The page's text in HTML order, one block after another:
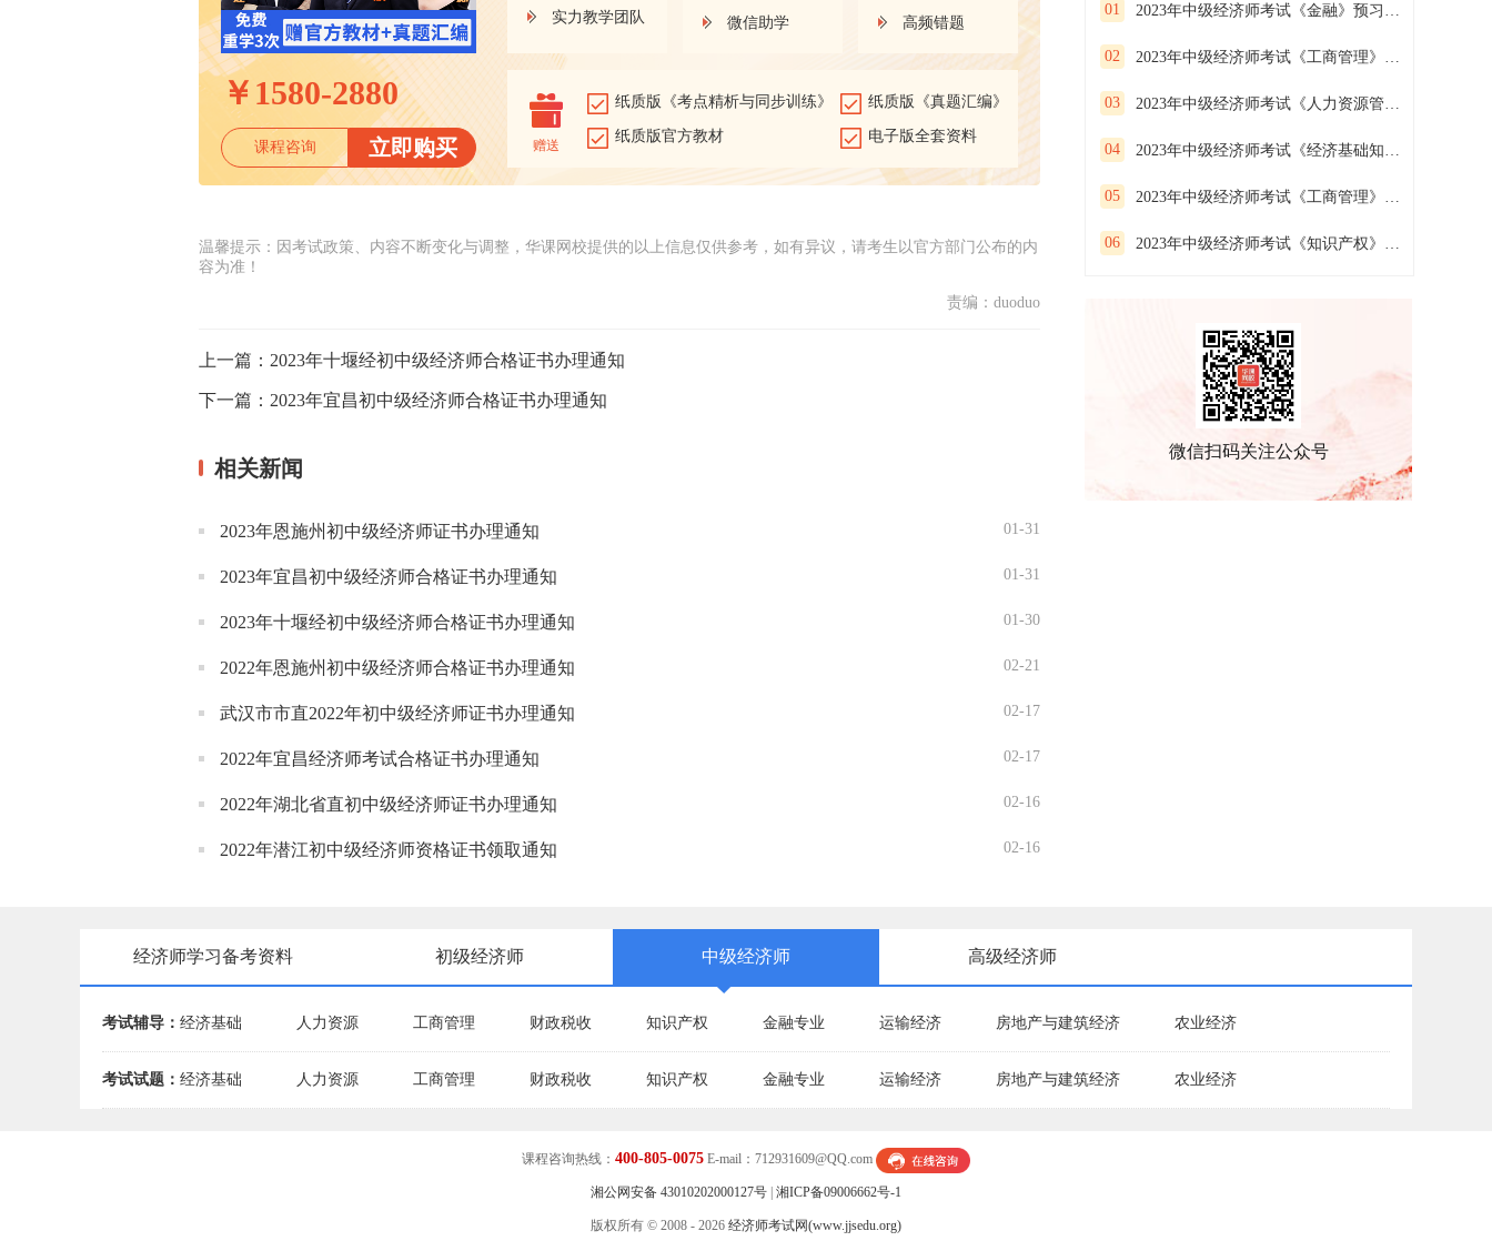
￥ 1580-2880
课程咨询 立即购买
实力教学团队 微信助学 高频错题
赠送
纸质版《考点精析与同步训练》 纸质版《真题汇编》
纸质版官方教材 电子版全套资料
温馨提示：因考试政策、内容不断变化与调整，华课网校提供的以上信息仅供参考，如有异议，请考生以官方部门公布的内
容为准！
责编：duoduo
上一篇： 2023年十堰经初中级经济师合格证书办理通知
下一篇： 2023年宜昌初中级经济师合格证书办理通知
相关新闻
2023年恩施州初中级经济师证书办理通知 01-31
2023年宜昌初中级经济师合格证书办理通知 01-31
2023年十堰经初中级经济师合格证书办理通知 01-30
2022年恩施州初中级经济师合格证书办理通知 02-21
武汉市市直2022年初中级经济师证书办理通知 02-17
2022年宜昌经济师考试合格证书办理通知 02-17
2022年湖北省直初中级经济师证书办理通知 02-16
2022年潜江初中级经济师资格证书领取通知 02-16
01 2023年中级经济师考试《金融》预习试卷（二）
02 2023年中级经济师考试《工商管理》预习试卷（一）
03 2023年中级经济师考试《人力资源管理》预习试卷（三）
04 2023年中级经济师考试《经济基础知识》预习试卷（二）
05 2023年中级经济师考试《工商管理》预习试卷（三）
06 2023年中级经济师考试《知识产权》预习试卷（二）
微信扫码关注公众号
经济师学习备考资料 初级经济师 中级经济师 高级经济师
考试辅导： 经济基础 人力资源 工商管理 财政税收 知识产权 金融专业 运输经济 房地产与建筑经济 农业经济
考试试题： 经济基础 人力资源 工商管理 财政税收 知识产权 金融专业 运输经济 房地产与建筑经济 农业经济
课程咨询热线： 400-805-0075E-mail：712931609@QQ.com
湘公网安备 43010202000127号 湘ICP备09006662号-1
版权所有 © 2008 - 2026 经济师考试网(www.jjsedu.org)